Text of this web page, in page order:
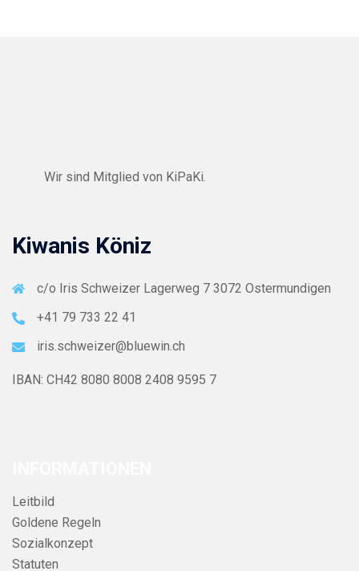
Wir sind Mitglied von KiPaKi.
Kiwanis Köniz
c/o Iris Schweizer Lagerweg 7 3072 Ostermundigen
+41 79 733 22 41
iris.schweizer@bluewin.ch
IBAN: CH42 8080 8008 2408 9595 7
Leitbild
Goldene Regeln
Sozialkonzept
Statuten